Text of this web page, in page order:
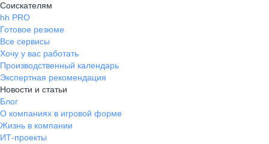
Соискателям
hh PRO
Готовое резюме
Все сервисы
Хочу у вас работать
Производственный календарь
Экспертная рекомендация
Новости и статьи
Блог
О компаниях в игровой форме
Жизнь в компании
ИТ-проекты